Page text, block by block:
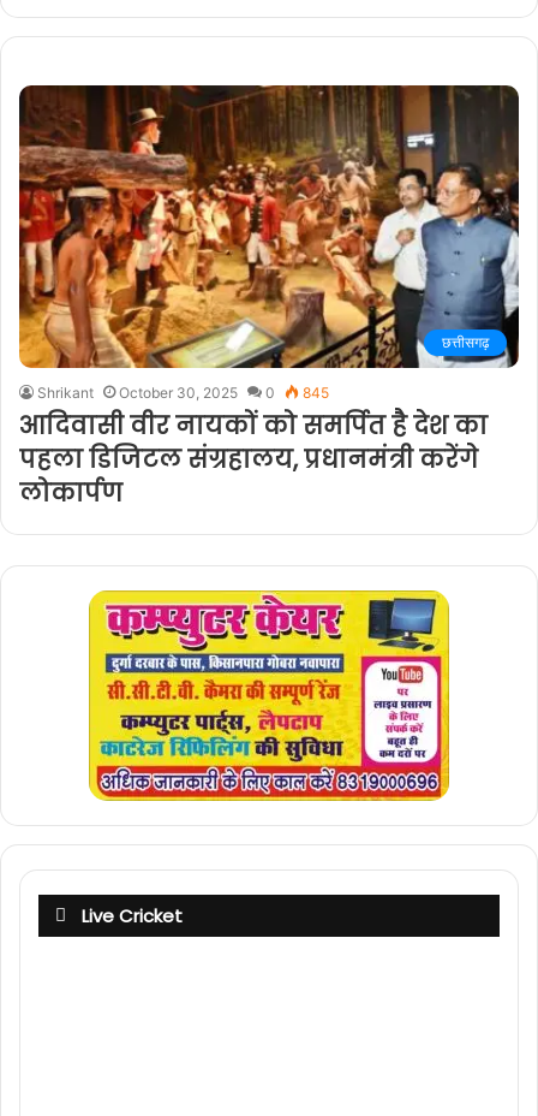
छत्तीसगढ़
Shrikant October 30, 2025 0 845
आदिवासी वीर नायकों को समर्पित है देश का
पहला डिजिटल संग्रहालय, प्रधानमंत्री करेंगे
लोकार्पण
Live Cricket